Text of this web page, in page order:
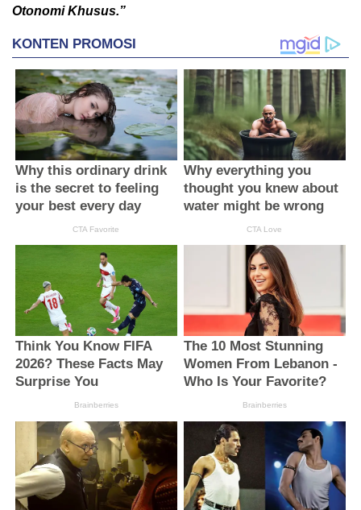
Otonomi Khusus.”